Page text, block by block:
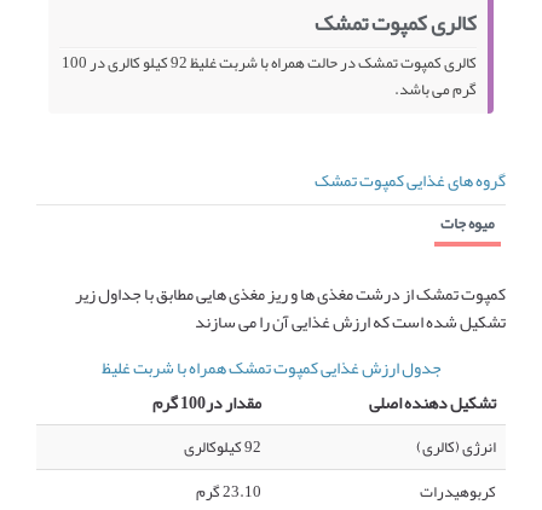
کالری کمپوت تمشک
کالری کمپوت تمشک در حالت همراه با شربت غلیظ 92 کیلو کالری در 100
گرم می باشد.
گروه های غذایی کمپوت تمشک
میوه جات
کمپوت تمشک از درشت مغذی ها و ریز مغذی هایی مطابق با جداول زیر
تشکیل شده است که ارزش غذایی آن را می سازند
جدول ارزش غذایی کمپوت تمشک همراه با شربت غلیظ
تشکیل دهنده اصلی
مقدار در100 گرم
انرژی (کالری)
92 کیلوکالری
کربوهیدرات
23.10 گرم